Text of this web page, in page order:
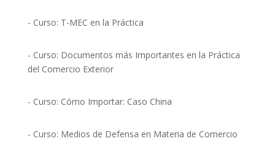
- Curso: T-MEC en la Práctica
- Curso: Documentos más Importantes en la Práctica
del Comercio Exterior
- Curso: Cómo Importar: Caso China
- Curso: Medios de Defensa en Materia de Comercio